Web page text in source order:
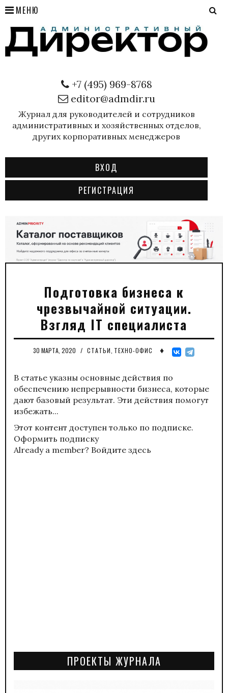
МЕНЮ
+7 (495) 969-8768
editor@admdir.ru
Журнал для руководителей и сотрудников
административных и хозяйственных отделов,
других корпоративных менеджеров
ВХОД
РЕГИСТРАЦИЯ
Подготовка бизнеса к
чрезвычайной ситуации.
Взгляд IT специалиста
30 МАРТА, 2020 / СТАТЬИ ТЕХНО-ОФИС ♦
В статье указны основные действия по
обеспечению непрерывности бизнеса, которые
дают базовый результат. Эти действия помогут
избежать...
Этот контент доступен только по подписке.
Оформить подписку
Already a member? Войдите здесь
ПРОЕКТЫ ЖУРНАЛА